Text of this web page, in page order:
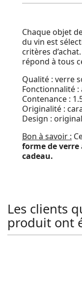
Chaque objet
du vin est
critères
répond à tous
Qualité : verre
Fonctionnalité
Contenance :
Originalité :
Design :
Bon à savoir :
forme de verre
cadeau.
Les clients
produit ont